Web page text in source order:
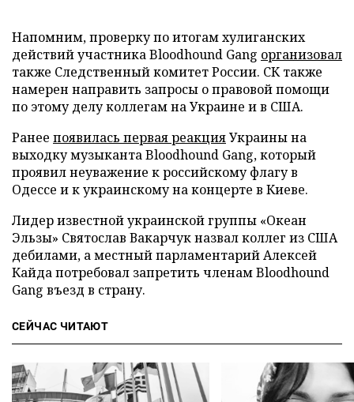
Напомним, проверку по итогам хулиганских
действий участника Bloodhound Gang организовал
также Следственный комитет России. СК также
намерен направить запросы о правовой помощи
по этому делу коллегам на Украине и в США.
Ранее появилась первая реакцияУкраины на
выходку музыканта Bloodhound Gang, который
проявил неуважение к российскому флагу в
Одессе и к украинскому на концерте в Киеве.
Лидер известной украинской группы «Океан
Эльзы» Святослав Вакарчук назвал коллег из США
дебилами, а местный парламентарий Алексей
Кайда потребовал запретить членам Bloodhound
Gang въезд в страну.
СЕЙЧАС ЧИТАЮТ